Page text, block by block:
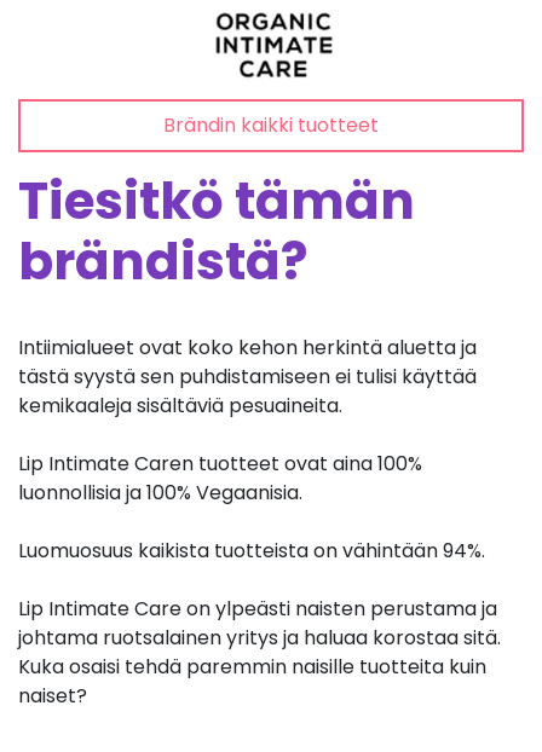
Brändin kaikki tuotteet
Tiesitkö tämän
brändistä?
Intiimialueet ovat koko kehon herkintä aluetta ja
tästä syystä sen puhdistamiseen ei tulisi käyttää
kemikaaleja sisältäviä pesuaineita.
Lip Intimate Caren tuotteet ovat aina 100%
luonnollisia ja 100% Vegaanisia.
Luomuosuus kaikista tuotteista on vähintään 94%.
Lip Intimate Care on ylpeästi naisten perustama ja
johtama ruotsalainen yritys ja haluaa korostaa sitä.
Kuka osaisi tehdä paremmin naisille tuotteita kuin
naiset?